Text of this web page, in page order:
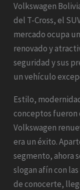
Volkswagen
del T-Cross, el
mercado ocupa
renovado y
seguridad y sus
un vehículo
Estilo,
conceptos fueron
Volkswagen
era un éxito.
segmento, ahora
slogan afín con
de conocerte,